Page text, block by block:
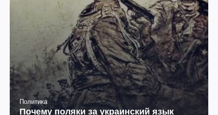
Политика